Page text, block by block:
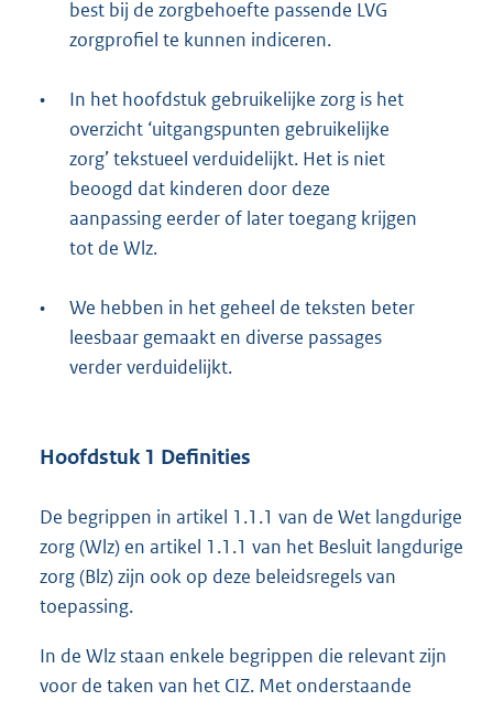
best bij de zorgbehoefte passende LVG
zorgprofiel te kunnen indiceren.
•
In het hoofdstuk gebruikelijke zorg is het
overzicht ‘uitgangspunten gebruikelijke
zorg’ tekstueel verduidelijkt. Het is niet
beoogd dat kinderen door deze
aanpassing eerder of later toegang krijgen
tot de Wlz.
•
We hebben in het geheel de teksten beter
leesbaar gemaakt en diverse passages
verder verduidelijkt.
Hoofdstuk 1 Definities
De begrippen in artikel 1.1.1 van de Wet langdurige
zorg (Wlz) en artikel 1.1.1 van het Besluit langdurige
zorg (Blz) zijn ook op deze beleidsregels van
toepassing.
In de Wlz staan enkele begrippen die relevant zijn
voor de taken van het CIZ. Met onderstaande